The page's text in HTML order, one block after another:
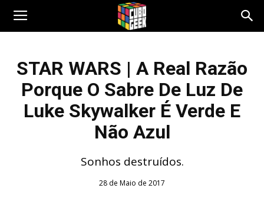
STAR WARS | A Real Razão
Porque O Sabre De Luz De
Luke Skywalker É Verde E
Não Azul
Sonhos destruídos.
28 de Maio de 2017